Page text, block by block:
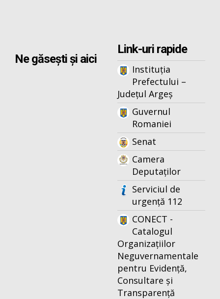
Ne găsești și aici
Link-uri rapide
Instituția
Prefectului –
Județul Argeș
Guvernul
Romaniei
Senat
Camera
Deputaților
Serviciul de
urgență 112
CONECT -
Catalogul
Organizațiilor
Neguvernamentale
pentru Evidență,
Consultare și
Transparență